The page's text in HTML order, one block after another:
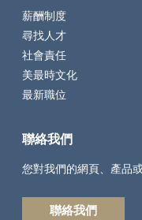
薪酬制度
尋找人才
社會責任
美最時文化
最新職位
聯絡我們
您對我們的網頁、產品
聯絡我們